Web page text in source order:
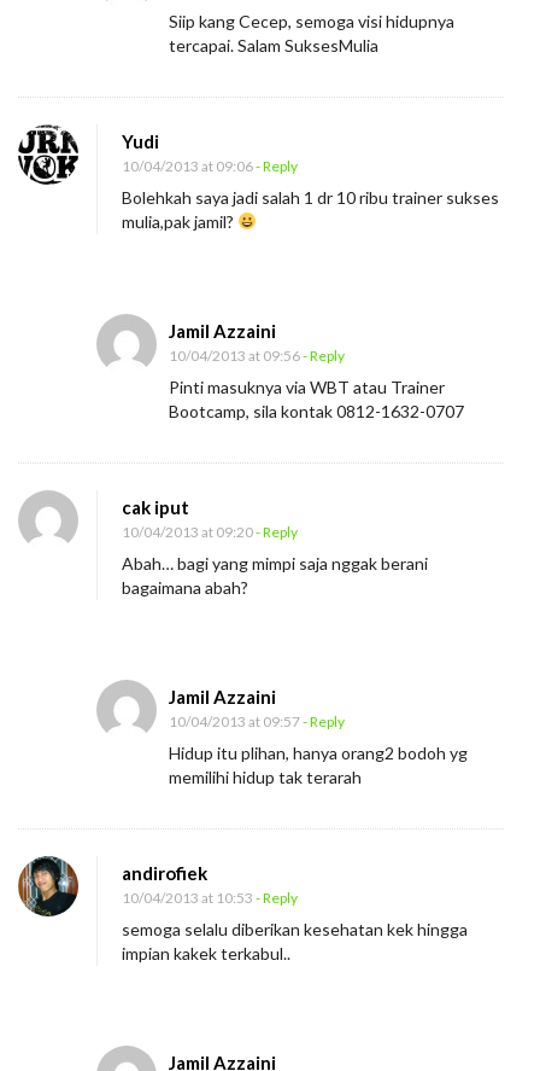
Siip kang Cecep, semoga visi hidupnya
tercapai. Salam SuksesMulia
Yudi
10/04/2013 at 09:06- Reply
Bolehkah saya jadi salah 1 dr 10 ribu trainer sukses
mulia,pak jamil?
Jamil Azzaini
10/04/2013 at 09:56- Reply
Pinti masuknya via WBT atau Trainer
Bootcamp, sila kontak 0812-1632-0707
cak iput
10/04/2013 at 09:20- Reply
Abah… bagi yang mimpi saja nggak berani
bagaimana abah?
Jamil Azzaini
10/04/2013 at 09:57- Reply
Hidup itu plihan, hanya orang2 bodoh yg
memilihi hidup tak terarah
andirofiek
10/04/2013 at 10:53 - Reply
semoga selalu diberikan kesehatan kek hingga
impian kakek terkabul..
Jamil Azzaini